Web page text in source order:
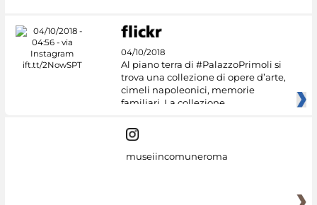
04/10/2018
Al piano terra di #PalazzoPrimoli si
trova una collezione di opere d’arte,
cimeli napoleonici, memorie
familiari. La collezione
museiincomuneroma